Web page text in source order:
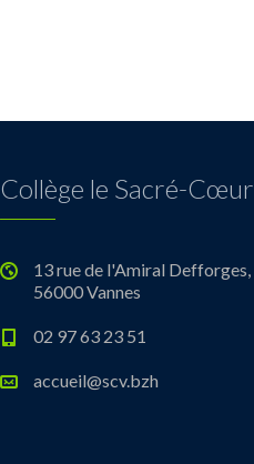
Collège le Sacré-Cœur
13 rue de l'Amiral Defforges,
56000 Vannes
02 97 63 23 51
accueil@scv.bzh